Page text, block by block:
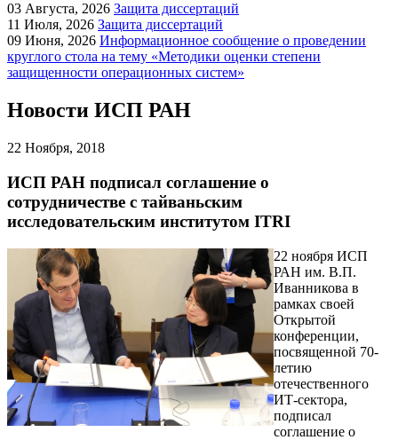
03 Августа, 2026 Защита диссертаций
11 Июля, 2026 Защита диссертаций
09 Июня, 2026 Информационное сообщение о проведении
круглого стола на тему «Методики оценки степени
защищенности операционных систем»
Новости ИСП РАН
22 Ноября, 2018
ИСП РАН подписал соглашение о
сотрудничестве с тайваньским
исследовательским институтом ITRI
22 ноября ИСП
РАН им. В.П.
Иванникова в
рамках своей
Открытой
конференции,
посвященной 70-
летию
отечественного
ИТ-сектора,
подписал
соглашение о